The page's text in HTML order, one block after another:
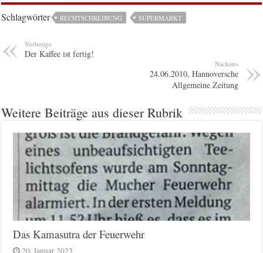
Schlagwörter RECHTSCHREIBUNG SUPERMARKT
Vorherige
Der Kaffee ist fertig!
Nächstes
24.06.2010, Hannoversche
Allgemeine Zeitung
Weitere Beiträge aus dieser Rubrik
Das Kamasutra der Feuerwehr
20. Januar 2023